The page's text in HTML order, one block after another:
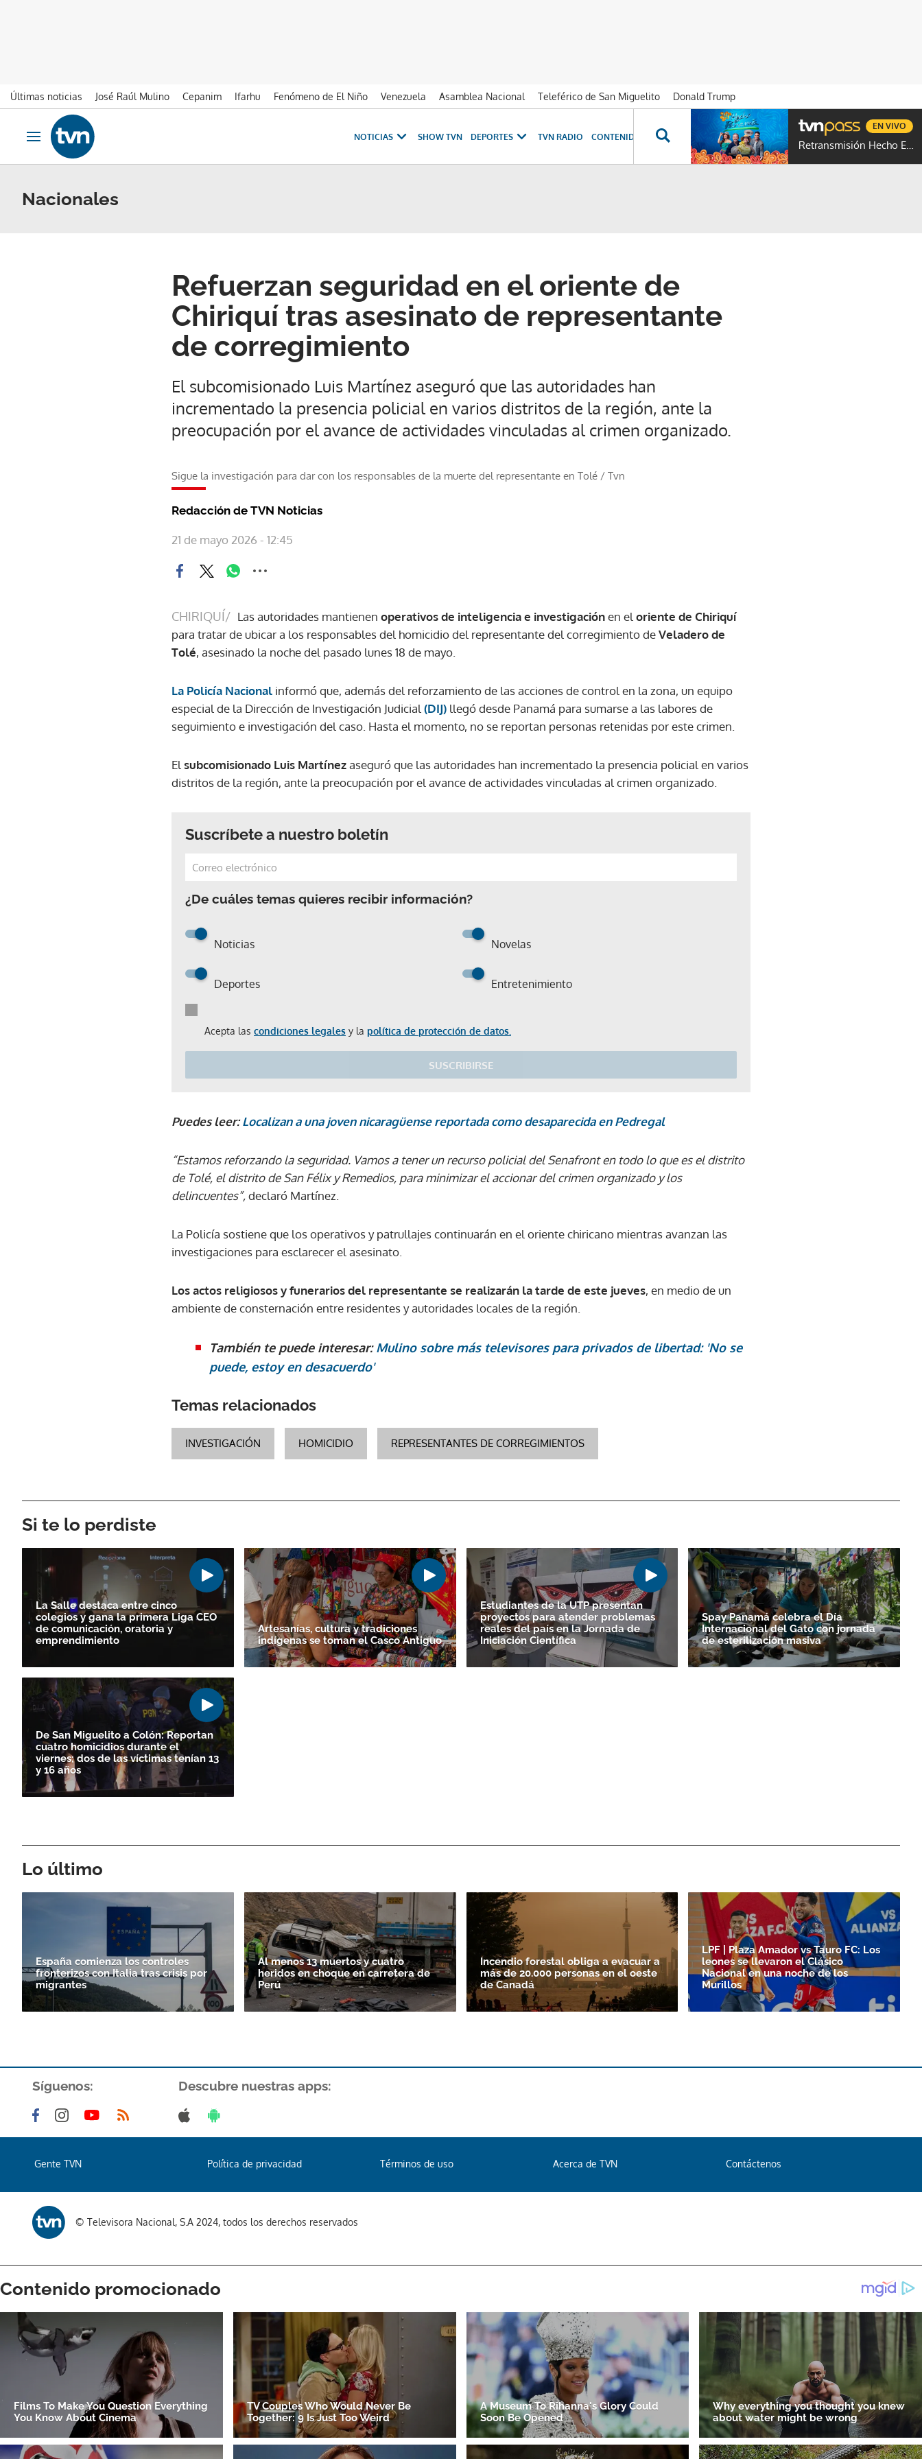
Últimas noticias José Raúl Mulino Cepanim Ifarhu Fenómeno de El Niño Venezuela Asamblea Nacional Teleférico de San Miguelito
Donald Trump
Ir al contenido
Obrir navegació
NOTICIAS SHOW TVN DEPORTES TVN RADIO CONTENIDOS ESPECIALES NOVELAS PROGRAMAS GENTE TVN
Retransmisión Hecho En Panamá
EN VIVO
Nacionales
Refuerzan seguridad en el oriente de
Chiriquí tras asesinato de representante
de corregimiento
El subcomisionado Luis Martínez aseguró que las autoridades han
incrementado la presencia policial en varios distritos de la región, ante la
preocupación por el avance de actividades vinculadas al crimen organizado.
Sigue la investigación para dar con los responsables de la muerte del representante en Tolé / Tvn
Redacción de TVN Noticias
21 de mayo 2026 - 12:45
CHIRIQUÍ/ Las autoridades mantienen operativos de inteligencia e investigaciónen el oriente de Chiriquí
para tratar de ubicar a los responsables del homicidio del representante del corregimiento deVeladero de
Tolé, asesinado la noche del pasado lunes 18 de mayo.
La Policía Nacional informó que, además del reforzamiento de las acciones de control en la zona, un equipo
especial de la Dirección de Investigación Judicial (DIJ) llegó desde Panamá para sumarse a las labores de
seguimiento e investigación del caso. Hasta el momento, no se reportan personas retenidas por este crimen.
El subcomisionado Luis Martínezaseguró que las autoridades han incrementado la presencia policial en varios
distritos de la región, ante la preocupación por el avance de actividades vinculadas al crimen organizado.
Suscríbete a nuestro boletín
¿De cuáles temas quieres recibir información?
Noticias Novelas
Deportes Entretenimiento
Acepta las condiciones legales y la política de protección de datos.
SUSCRIBIRSE
Puedes leer:Localizan a una joven nicaragüense reportada como desaparecida en Pedregal
“Estamos reforzando la seguridad. Vamos a tener un recurso policial del Senafront en todo lo que es el distrito
de Tolé, el distrito de San Félix y Remedios, para minimizar el accionar del crimen organizado y los
delincuentes”,declaró Martínez.
La Policía sostiene que los operativos y patrullajes continuarán en el oriente chiricano mientras avanzan las
investigaciones para esclarecer el asesinato.
Los actos religiosos y funerarios del representante se realizarán la tarde de este jueves, en medio de un
ambiente de consternación entre residentes y autoridades locales de la región.
También te puede interesar:Mulino sobre más televisores para privados de libertad: 'No se
puede, estoy en desacuerdo'
Temas relacionados
INVESTIGACIÓN HOMICIDIO REPRESENTANTES DE CORREGIMIENTOS
Si te lo perdiste
La Salle destaca entre cinco
colegios y gana la primera Liga CEO
de comunicación, oratoria y
emprendimiento
Artesanías, cultura y tradiciones
indígenas se toman el Casco Antiguo
Estudiantes de la UTP presentan
proyectos para atender problemas
reales del país en la Jornada de
Iniciación Científica
Spay Panamá celebra el Día
Internacional del Gato con jornada
de esterilización masiva
De San Miguelito a Colón: Reportan
cuatro homicidios durante el
viernes; dos de las víctimas tenían 13
y 16 años
Lo último
España comienza los controles
fronterizos con Italia tras crisis por
migrantes
Al menos 13 muertos y cuatro
heridos en choque en carretera de
Perú
Incendio forestal obliga a evacuar a
más de 20.000 personas en el oeste
de Canadá
LPF | Plaza Amador vs Tauro FC: Los
leones se llevaron el Clásico
Nacional en una noche de los
Murillos
Síguenos: Descubre nuestras apps:
Gente TVN Política de privacidad Términos de uso Acerca de TVN Contáctenos
© Televisora Nacional, S.A 2024, todos los derechos reservados